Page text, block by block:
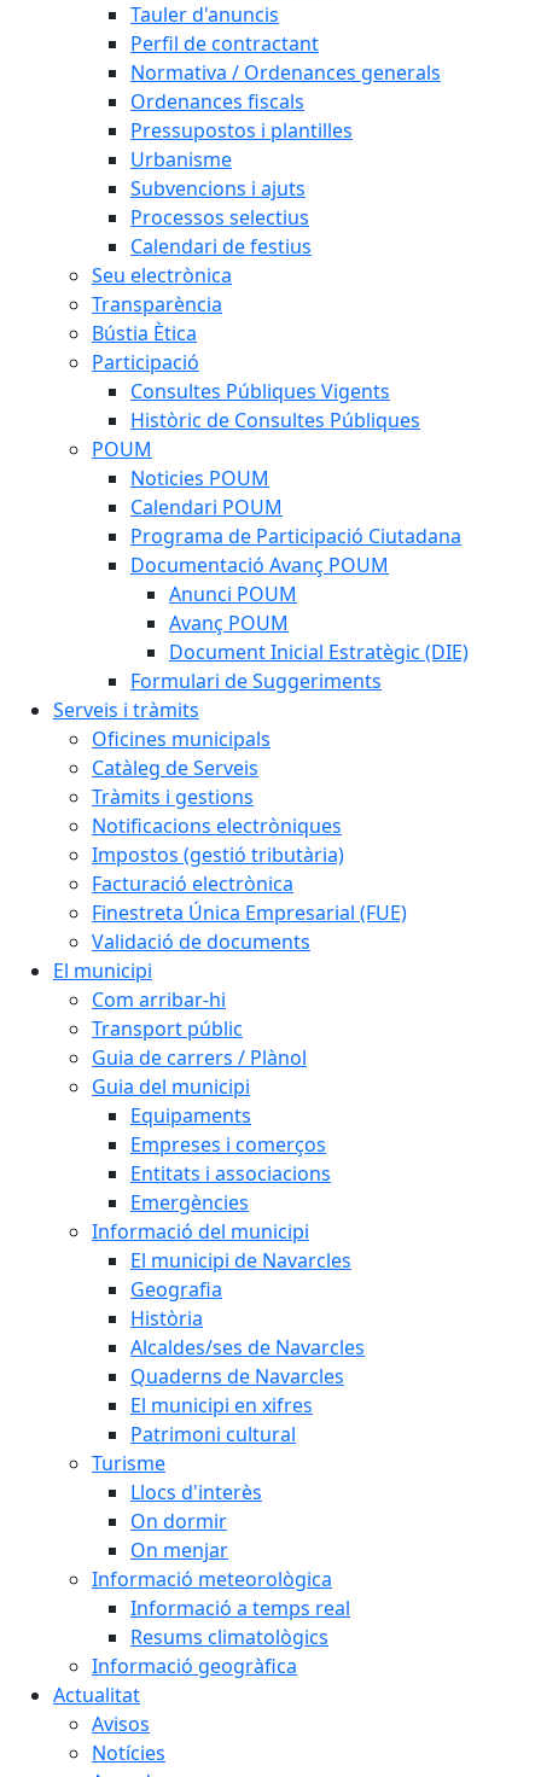
Tauler d'anuncis
Perfil de contractant
Normativa / Ordenances generals
Ordenances fiscals
Pressupostos i plantilles
Urbanisme
Subvencions i ajuts
Processos selectius
Calendari de festius
Seu electrònica
Transparència
Bústia Ètica
Participació
Consultes Públiques Vigents
Històric de Consultes Públiques
POUM
Noticies POUM
Calendari POUM
Programa de Participació Ciutadana
Documentació Avanç POUM
Anunci POUM
Avanç POUM
Document Inicial Estratègic (DIE)
Formulari de Suggeriments
Serveis i tràmits
Oficines municipals
Catàleg de Serveis
Tràmits i gestions
Notificacions electròniques
Impostos (gestió tributària)
Facturació electrònica
Finestreta Única Empresarial (FUE)
Validació de documents
El municipi
Com arribar-hi
Transport públic
Guia de carrers / Plànol
Guia del municipi
Equipaments
Empreses i comerços
Entitats i associacions
Emergències
Informació del municipi
El municipi de Navarcles
Geografia
Història
Alcaldes/ses de Navarcles
Quaderns de Navarcles
El municipi en xifres
Patrimoni cultural
Turisme
Llocs d'interès
On dormir
On menjar
Informació meteorològica
Informació a temps real
Resums climatològics
Informació geogràfica
Actualitat
Avisos
Notícies